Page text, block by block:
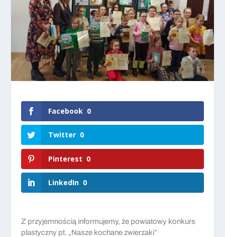
Facebook 0
Twitter 0
Pinterest 0
LinkedIn 0
Z przyjemnością informujemy, że powiatowy konkurs
plastyczny pt. „Nasze kochane zwierzaki”